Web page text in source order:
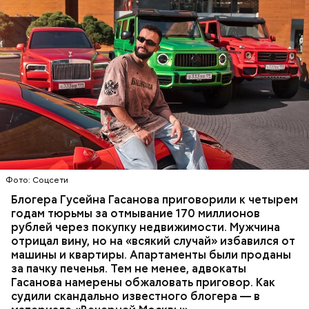
Фото: Соцсети
Блогера Гусейна Гасанова приговорили к четырем
годам тюрьмы за отмывание 170 миллионов
рублей через покупку недвижимости. Мужчина
отрицал вину, но на «всякий случай» избавился от
машины и квартиры. Апартаменты были проданы
за пачку печенья. Тем не менее, адвокаты
Гасанова намерены обжаловать приговор. Как
судили скандально известного блогера — в
В мае 2025 года МВД РФ объявило в
международный розыскблогера Гусейна Гасанова.
В его отношении возбудили уголовное дело о
неуплате налогов и легализации преступных
доходов в особо крупном размере. В тот же день
мужчину заочно арестовали.
Фото: База розыска МВД РФ
НАЛОГИ ПОИСК ЛЮДЕЙ ДЕНЬГИ
МВД
ГАСАН ГУСЕЙНОВ
Молодого человека задержали. На первом же
допросе он признался, что планировал отравить
только отчима. Тогда следователи посчитали, что
мотивом преступления была квартира родителей,
которая в случае их смерти перешла бы сыну. Но
спустя несколько дней Миссюра заявил, что ранее
уже травил других людей.